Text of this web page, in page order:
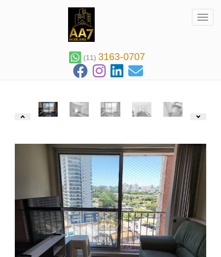
(11) 3163-0707